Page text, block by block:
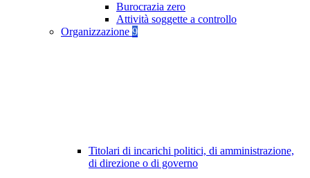
Burocrazia zero
Attività soggette a controllo
Organizzazione 9
Titolari di incarichi politici, di amministrazione,
di direzione o di governo